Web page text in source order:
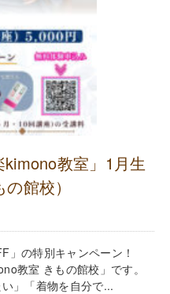
教室」1月生
館校）
」の特別キャンペーン！
教室 きもの館校」です。
」「着物を自分で...